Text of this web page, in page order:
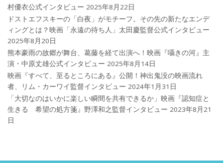
村優衣公式インタビュー 2025年8月22日
ドストエフスキーの「白夜」がモチーフ。その先の新たなエンデ
ィングとは？映画「永遠の待ち人」太田慶監督公式インタビュー
2025年8月20日
熊本豪雨の故郷が舞台、葛藤を経て出演へ！映画『囁きの河』主
演・中原丈雄公式インタビュー 2025年8月14日
映画『すべて、至るところにある』公開！神出鬼没の映画流れ
者、リム・カーワイ監督インタビュー 2024年1月31日
「大切なのはいかに楽しい瞬間を共有できるか」映画『認知症と
生きる 希望の処方箋』野澤和之監督インタビュー 2023年8月21
日